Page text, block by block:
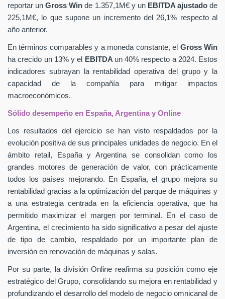
reportar unGross Winde 1.357,1M€ y un EBITDA ajustadode
225,1M€, lo que supone un incremento del 26,1% respecto al
año anterior.
En términos comparables y a moneda constante, el Gross Win
ha crecido un 13% y el
EBITDA un 40% respecto a 2024. Estos
indicadores subrayan la rentabilidad operativa del grupo y la
capacidad de la compañía para mitigar impactos
macroeconómicos.
Sólido desempeño en España, Argentina y Online
Los resultados del ejercicio se han visto respaldados por la
evolución positiva de sus principales unidades de negocio. En el
ámbito retail, España y Argentina se consolidan como los
grandes motores de generación de valor, con prácticamente
todos los países mejorando. En España, el grupo mejora su
rentabilidad gracias a la optimización del parque de máquinas y
a una estrategia centrada en la eficiencia operativa, que ha
permitido maximizar el margen por terminal. En el caso de
Argentina, el crecimiento ha sido significativo a pesar del ajuste
de tipo de cambio, respaldado por un importante plan de
inversión en renovación de máquinas y salas.
Por su parte, la división Online reafirma su posición como eje
estratégico del Grupo, consolidando su mejora en rentabilidad y
profundizando el desarrollo del modelo de negocio omnicanal de